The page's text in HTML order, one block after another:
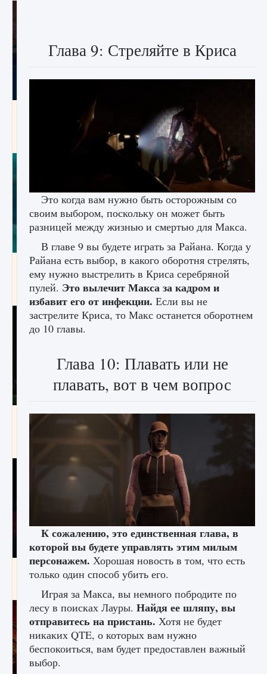
Как разблокировать заклинание Крист в
Creatures of Ava
1 393 0 0
Как приручить существ из степей Тамура в
игре Creatures of Ava
9 августа 2024 1 164 0 0
Как исправить ошибку EA FC 25 beta,
которая не работает
9 августа 2024 1 370
Как создавать предметы в Creatures of Ava
Глава 9: Стреляйте в Криса
Это когда вам нужно быть осторожным со
своим выбором, поскольку он может быть
разницей между жизнью и смертью для Макса.
В главе 9 вы будете играть за Райана. Когда у
Райана есть выбор, в какого оборотня стрелять,
ему нужно выстрелить в Криса серебряной
пулей. Это вылечит Макса за кадром и
избавит его от инфекции. Если вы не
застрелите Криса, то Макс останется оборотнем
до 10 главы.
Глава 10: Плавать или не
плавать, вот в чем вопрос
К сожалению, это единственная глава, в
которой вы будете управлять этим милым
персонажем. Хорошая новость в том, что есть
только один способ убить его.
Играя за Макса, вы немного побродите по
лесу в поисках Лауры. Найдя ее шляпу, вы
отправитесь на пристань. Хотя не будет
никаких QTE, о которых вам нужно
беспокоиться, вам будет предоставлен важный
выбор.